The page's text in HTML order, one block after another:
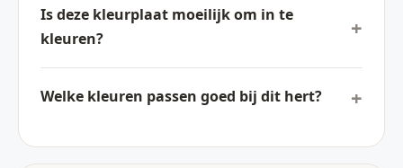
Is deze kleurplaat moeilijk om in te
kleuren?
Welke kleuren passen goed bij dit hert?